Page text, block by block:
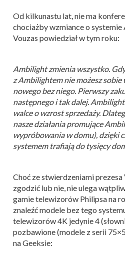
Od kilkunastu lat, nie ma
chociażby wzmiance o
Vouzas powiedział w tym roku:
Ambilight zmienia wszystko.
z Ambilightem nie możesz
nowego bez niego. Pierwszy
następnego i tak dalej.
walce o wzrost sprzedaży.
nasze działania promujące
wypróbowania w domu), dzięki
systemem trafiają do tysięcy
Choć ze stwierdzeniami prezesa
zgodzić lub nie, nie ulega
gamie telewizorów Philipsa na
znaleźć modele bez tego
telewizorów 4K jedynie 4
pozbawione (modele z serii
na Geeksie: